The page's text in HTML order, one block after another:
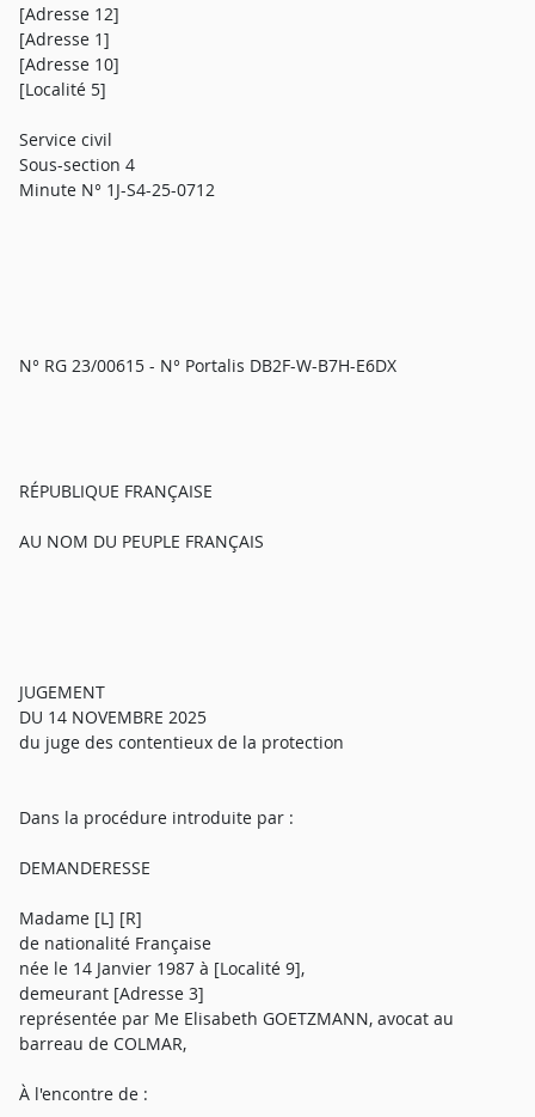
[Adresse 12]
[Adresse 1]
[Adresse 10]
[Localité 5]
Service civil
Sous-section 4
Minute N° 1J-S4-25-0712
N° RG 23/00615 - N° Portalis DB2F-W-B7H-E6DX
RÉPUBLIQUE FRANÇAISE
AU NOM DU PEUPLE FRANÇAIS
JUGEMENT
DU 14 NOVEMBRE 2025
du juge des contentieux de la protection
Dans la procédure introduite par :
DEMANDERESSE
Madame [L] [R]
de nationalité Française
née le 14 Janvier 1987 à [Localité 9],
demeurant [Adresse 3]
représentée par Me Elisabeth GOETZMANN, avocat au
barreau de COLMAR,
À l'encontre de :